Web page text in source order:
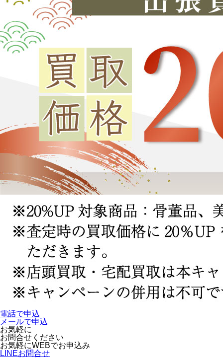
電話で申込
メールで申込
お気軽に
お問合せください
お気軽にWEBでお申込み
LINEお問合せ